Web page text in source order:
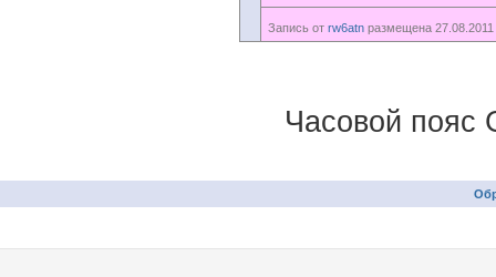
Запись от rw6atn размещена 27.08.2011
Часовой пояс